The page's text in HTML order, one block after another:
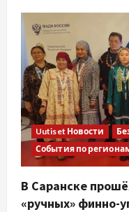
Uutiset Новости
События по
В Саранске
«ручных» финно-